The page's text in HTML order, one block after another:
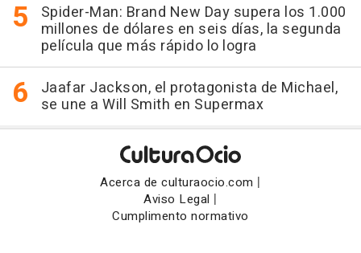
Spider-Man: Brand New Day supera los 1.000
millones de dólares en seis días, la segunda
película que más rápido lo logra
Jaafar Jackson, el protagonista de Michael,
se une a Will Smith en Supermax
Acerca de culturaocio.com |
Aviso Legal |
Cumplimento normativo